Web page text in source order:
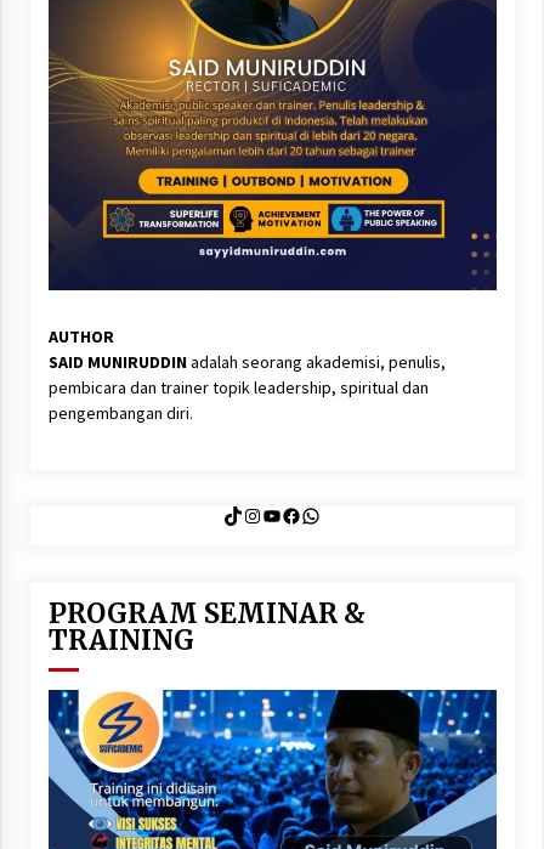
AUTHOR
SAID MUNIRUDDINadalah seorang akademisi, penulis,
pembicara dan trainer topik leadership, spiritual dan
pengembangan diri.
TikTok
Instagram
YouTube
Facebook
WhatsApp
PROGRAM SEMINAR &
TRAINING